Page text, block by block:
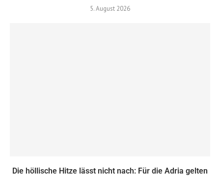
5. August 2026
Die höllische Hitze lässt nicht nach: Für die Adria gelten